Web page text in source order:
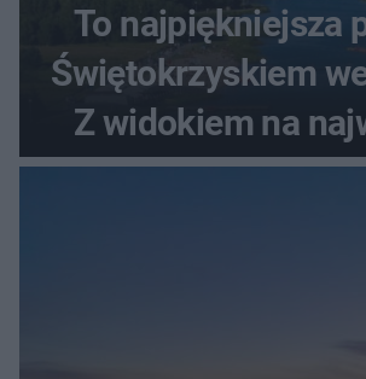
To najpiękniejsza
Świętokrzyskiem
Z widokiem na
szczyt Gór